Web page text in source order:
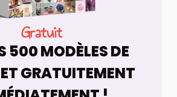
Gratuit
500 MODÈLES DE
GRATUITEMENT